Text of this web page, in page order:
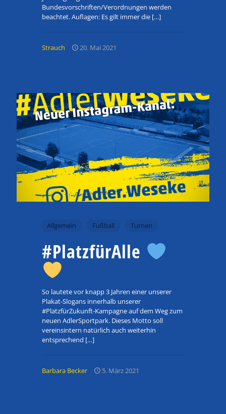
Bundesvorschriften/Verordnungen werden
beachtet. Auflagen: Es gilt immer die […]
Strauch 20. Mai 2021
Allgemein Fußball Turnen
#PlatzfürAlle
So lautete vor knapp 3 Jahren einer unserer
Plakat-Slogans innerhalb unserer
#PlatzfürZukunft-Kampagne auf dem Weg zum
neuen AdlerSportpark. Dieses Motto soll
vereinsintern natürlich auch weiterhin
entsprechend […]
Barbara Becker 5. März 2021